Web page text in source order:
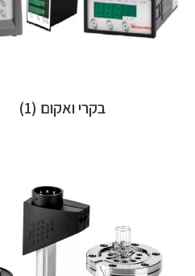
בקרי ואקום (1)